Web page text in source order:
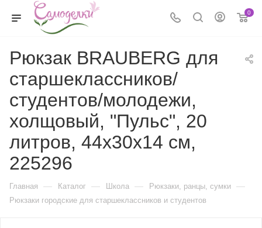
0
Рюкзак BRAUBERG для
старшеклассников/
студентов/молодежи,
холщовый, "Пульс", 20
литров, 44х30х14 см,
225296
Главная — Каталог — Школа — Рюкзаки, ранцы, сумки —
Рюкзаки городские для старшеклассников и студентов